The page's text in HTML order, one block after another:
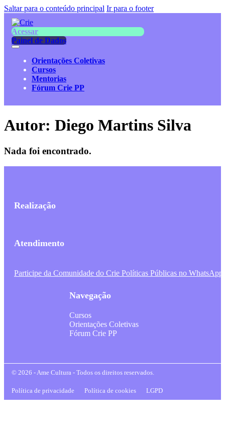
Saltar para o conteúdo principal Ir para o footer
Acessar
Painel de Dados
Orientações Coletivas
Cursos
Mentorias
Fórum Crie PP
Autor: Diego Martins Silva
Nada foi encontrado.
Realização
Atendimento
Participe da Comunidade do Crie Políticas Públicas no WhatsApp
Navegação
Cursos
Orientações Coletivas
Fórum Crie PP
© 2026 - Ame Cultura - Todos os direitos reservados.
Política de privacidade Política de cookies LGPD